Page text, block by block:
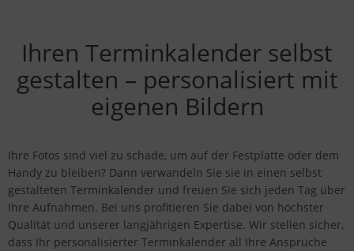
Ihren Terminkalender selbst
gestalten – personalisiert mit
eigenen Bildern
Ihre Fotos sind viel zu schade, um auf der Festplatte oder dem
Handy zu bleiben? Dann verwandeln Sie sie in einen selbst
gestalteten Terminkalender und freuen Sie sich jeden Tag über
Ihre Aufnahmen. Bei uns profitieren Sie dabei von höchster
Qualität und unserer langjährigen Expertise. Wir stellen sicher,
dass Ihr personalisierter Terminkalender all Ihre Ansprüche